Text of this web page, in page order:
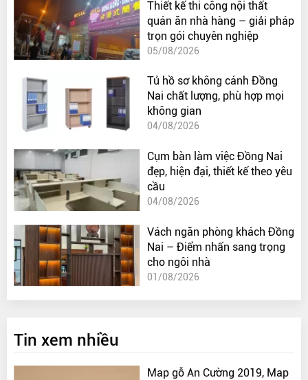
Thiết kế thi công nội thất
quán ăn nhà hàng – giải pháp
trọn gói chuyên nghiệp
05/08/2026
Tủ hồ sơ không cánh Đồng
Nai chất lượng, phù hợp mọi
không gian
04/08/2026
Cụm bàn làm việc Đồng Nai
đẹp, hiện đại, thiết kế theo yêu
cầu
04/08/2026
Vách ngăn phòng khách Đồng
Nai – Điểm nhấn sang trọng
cho ngôi nhà
01/08/2026
Tin xem nhiều
Map gỗ An Cường 2019, Map